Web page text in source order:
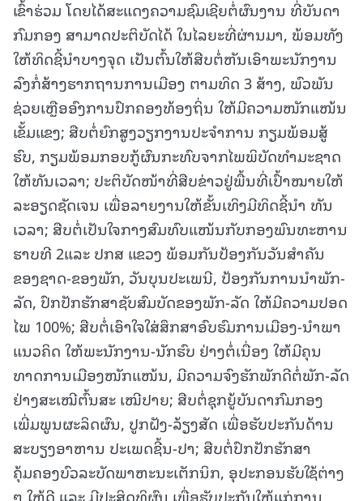
ເຂົ້າຮ່ວມ ໂດຍໄດ້ສະແດງຄວາມຊົມເຊີຍຕໍ່ຜົນງານ ທີ່ບັນດາ
ກົມກອງ ສາມາດປະຕິບັດໄດ້ ໃນໄລຍະທີ່ຜ່ານມາ, ພ້ອມທັງ
ໃຫ້ທິດຊີ້ນຳບາງຈຸດ ເປັນຕົ້ນໃຫ້ສືບຕໍ່ຫັນເອົາພະນັກງານ
ລົງກໍ່ສ້າງຮາກຖານການເມືອງ ຕາມທິດ 3 ສ້າງ, ພົວພັນ
ຊ່ວຍເຫຼືອອົງການປົກຄອງທ້ອງຖິ່ນ ໃຫ້ມີຄວາມໜັກແໜ້ນ
ເຂັ້ມແຂງ; ສືບຕໍ່ຍົກສູງວຽກງານປະຈຳການ ກຽມພ້ອມສູ້
ຮົບ, ກຽມພ້ອມກອບກູ້ຜົນກະທົບຈາກໄພພິບັດທຳມະຊາດ
ໃຫ້ທັນເວລາ; ປະຕິບັດໜ້າທີ່ສືບຂ່າວຢູ່ພື້ນທີ່ເປົ້າໝາຍໃຫ້
ລະອຽດຊັດເຈນ ເພື່ອລາຍງານໃຫ້ຂັ້ນເທິງມີທິດຊີ້ນຳ ທັນ
ເວລາ; ສືບຕໍ່ເປັນໃຈກາງສົມທົບແໜ້ນກັບກອງພົນທະຫານ
ຮາບທີ 2ແລະ ປກສ ແຂວງ ພ້ອມກັນປ້ອງກັນວັນສໍາຄັນ
ຂອງຊາດ-ຂອງພັກ, ວັນບຸນປະເພນີ, ປ້ອງກັນການນໍາພັກ-
ລັດ, ປົກປັກຮັກສາຊັບສົມບັດຂອງພັກ-ລັດ ໃຫ້ມີຄວາມປອດ
ໄພ 100%; ສືບຕໍ່ເອົາໃຈໃສ່ສຶກສາອົບຮົມການເມືອງ-ນໍາພາ
ແນວຄິດ ໃຫ້ພະນັກງານ-ນັກຮົບ ຢ່າງຕໍ່ເນື່ອງ ໃຫ້ມີຄຸນ
ທາດການເມືອງໜັກແໜ້ນ, ມີຄວາມຈົງຮັກພັກດີຕໍ່ພັກ-ລັດ
ຢ່າງສະເໝີຕົ້ນສະ ເໝີປາຍ; ສືບຕໍ່ຊຸກຍູ້ບັນດາກົມກອງ
ເພີ່ມພູນຜະລິດຜົນ, ປູກຝັງ-ລ້ຽງສັດ ເພື່ອຮັບປະກັນດ້ານ
ສະບຽງອາຫານ ປະເພດຊີ້ນ-ປາ; ສືບຕໍ່ປົກປັກຮັກສາ
ຄຸ້ມຄອງບົວລະບັດພາຫະນະເຕັກນິກ, ອຸປະກອນຮັບໃຊ້ຕ່າງ
ໆ ໃຫ້ດີ ແລະ ມີປະສິດທິຜົນ ເພື່ອຮັບປະກັນໃຫ້ແກ່ການ